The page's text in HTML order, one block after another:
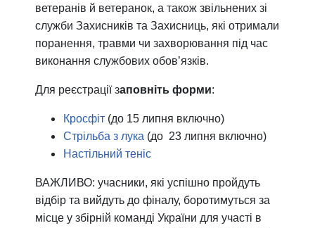
ветеранів й ветеранок, а також звільнених зі
служби Захисників та Захисниць, які отримали
поранення, травми чи захворювання під час
виконання службових обов’язків.
Для реєстрації заповніть форми:
Кросфіт (до 15 липня включно)
Стрільба з лука (до 23 липня включно)
Настільний теніс
ВАЖЛИВО: учасники, які успішно пройдуть
відбір та вийдуть до фіналу, боротимуться за
місце у збірній команді України для участі в